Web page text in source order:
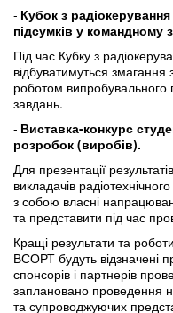
Кубок з
підсумків у командному
Під час Кубку з
відбуватимуться
роботом випробувального
завдань.
Виставка-конкурс
розробок (виробів).
Для презентації
викладачів
з собою власні
та представити під час
Кращі результати та
ВСОРТ будуть відзначені
спонсорів і партнерів
заплановано проведення
та супроводжуючих